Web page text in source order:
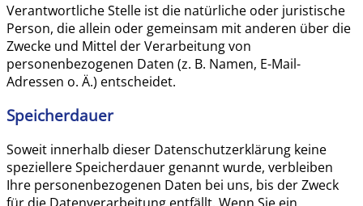
Verantwortliche Stelle ist die natürliche oder juristische
Person, die allein oder gemeinsam mit anderen über die
Zwecke und Mittel der Verarbeitung von
personenbezogenen Daten (z. B. Namen, E-Mail-
Adressen o. Ä.) entscheidet.
Speicherdauer
Soweit innerhalb dieser Datenschutzerklärung keine
speziellere Speicherdauer genannt wurde, verbleiben
Ihre personenbezogenen Daten bei uns, bis der Zweck